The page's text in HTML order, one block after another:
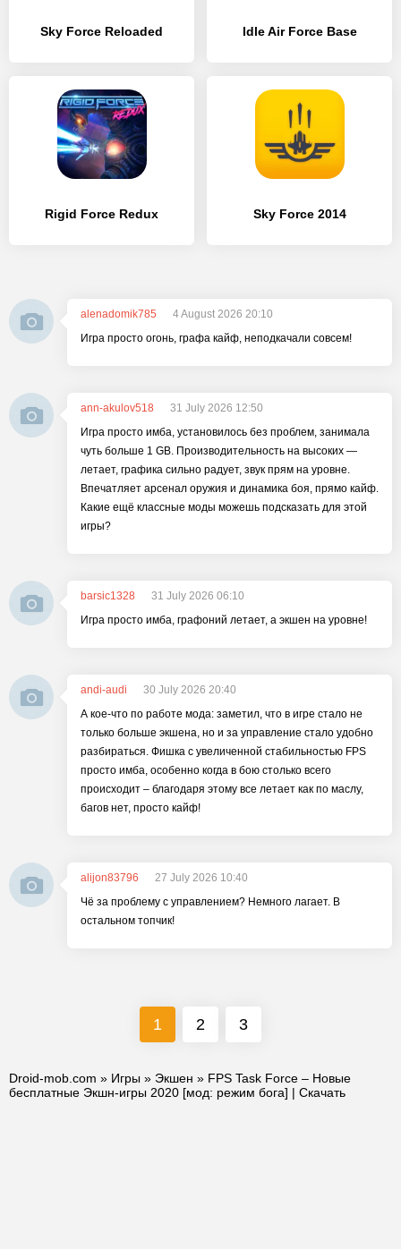
Sky Force Reloaded Idle Air Force Base
Rigid Force Redux Sky Force 2014
alenadomik785
4 August 2026 20:10
Игра просто огонь, графа кайф, неподкачали совсем!
ann-akulov518
31 July 2026 12:50
Игра просто имба, установилось без проблем, занимала
чуть больше 1 GB. Производительность на высоких —
летает, графика сильно радует, звук прям на уровне.
Впечатляет арсенал оружия и динамика боя, прямо кайф.
Какие ещё классные моды можешь подсказать для этой
игры?
barsic1328
31 July 2026 06:10
Игра просто имба, графоний летает, а экшен на уровне!
andi-audi
30 July 2026 20:40
А кое-что по работе мода: заметил, что в игре стало не
только больше экшена, но и за управление стало удобно
разбираться. Фишка с увеличенной стабильностью FPS
просто имба, особенно когда в бою столько всего
происходит – благодаря этому все летает как по маслу,
багов нет, просто кайф!
alijon83796
27 July 2026 10:40
Чё за проблему с управлением? Немного лагает. В
остальном топчик!
1 2 3
Droid-mob.com » Игры » Экшен » FPS Task Force – Новые
бесплатные Экшн-игры 2020 [мод: режим бога] | Скачать